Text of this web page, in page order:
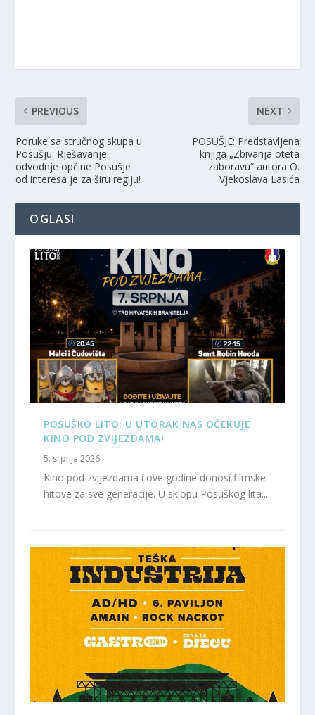
PREVIOUS
Poruke sa stručnog skupa u
Posušju: Rješavanje
odvodnje općine Posušje
od interesa je za širu regiju!
NEXT
POSUŠJE: Predstavljena
knjiga „Zbivanja oteta
zaboravu“ autora O.
Vjekoslava Lasića
OGLASI
POSUŠKO LITO: U UTORAK NAS OČEKUJE
KINO POD ZVIJEZDAMA!
5. srpnja 2026.
Kino pod zvijezdama i ove godine donosi filmske
hitove za sve generacije. U sklopu Posuškog lita...